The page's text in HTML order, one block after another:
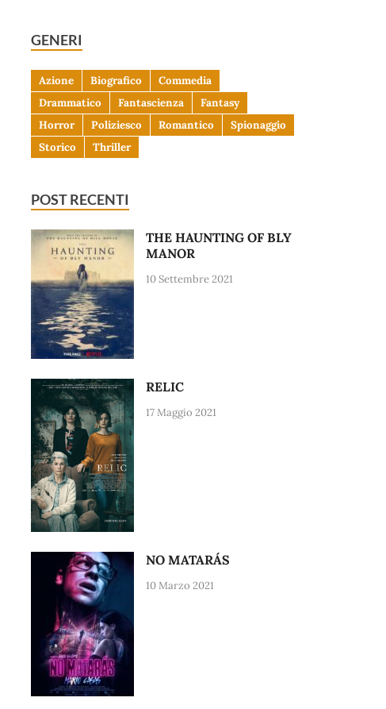
GENERI
Azione Biografico
Commedia
Drammatico
Fantascienza
Fantasy
Horror
Poliziesco Romantico
Spionaggio
Storico
Thriller
POST RECENTI
THE HAUNTING OF BLY
MANOR
10 Settembre 2021
RELIC
17 Maggio 2021
NO MATARÁS
10 Marzo 2021